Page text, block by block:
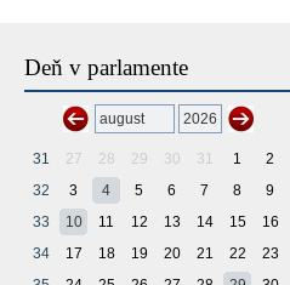
Deň v parlamente
31 27 28 29 30 31 1
2
32
3 4 5 6 7 8
9
33
10 11 12 13 14 15
16
34
17 18 19 20 21 22
23